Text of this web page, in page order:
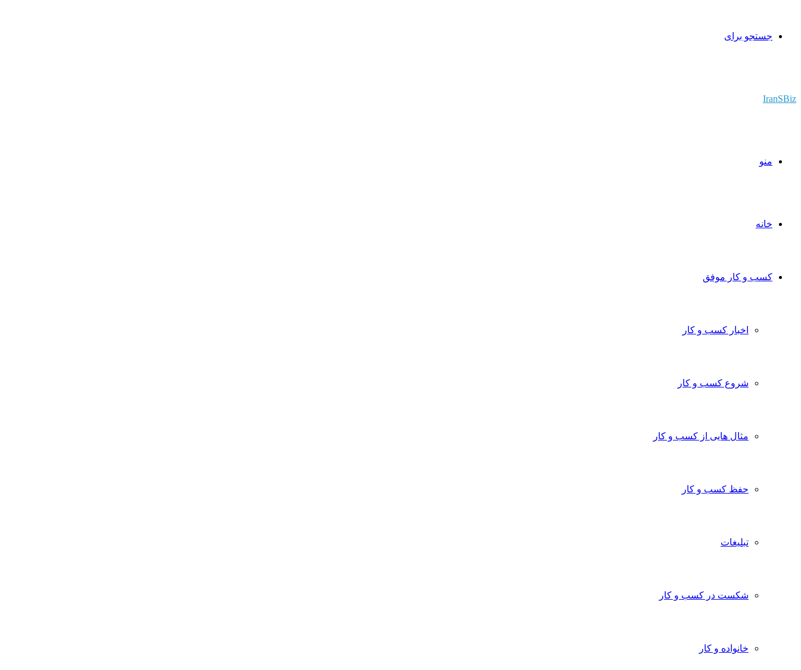
جستجو برای
IranSBiz
منو
خانه
کسب و کار موفق
اخبار کسب و کار
شروع کسب و کار
مثال هایی از کسب و کار
حفظ کسب و کار
تبلیغات
شکست در کسب و کار
خانواده و کار